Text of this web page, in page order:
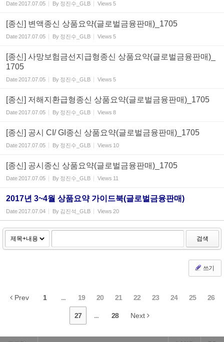
Date2017.07.05 By 정진수_GLB Views 5
[종신] 변액종신 상품요약(글로벌금융판매)_1705
Date2017.07.05 By 정진수_GLB Views 5
[종신] 사망보험금선지급형종신 상품요약(글로벌금융판매)_
1705
Date2017.07.05 By 정진수_GLB Views 5
[종신] 저해지환급형종신 상품요약(글로벌금융판매)_1705
Date2017.07.05 By 정진수_GLB Views 8
[종신] 공시 CI/ GI종신 상품요약(글로벌금융판매)_1705
Date2017.07.05 By 정진수_GLB Views 10
[종신] 공시종신 상품요약(글로벌금융판매)_1705
Date2017.07.05 By 정진수_GLB Views 11
2017년 3~4월 상품요약 가이드북(글로벌금융판매)
Date2017.07.04 By 김진석_GLB Views 20
검색
쓰기
Prev 1 ... 19 20 21 22 23 24 25 26
27 ... 28 Next